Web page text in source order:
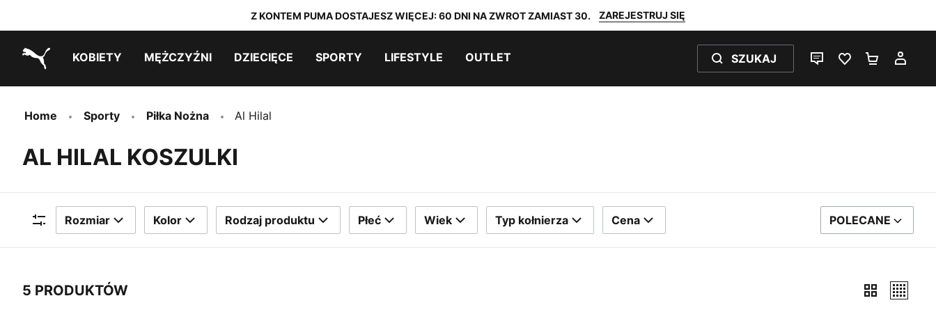
Z KONTEM PUMA DOSTAJESZ WIĘCEJ: 60 DNI NA ZWROT ZAMIAST 30. ZAREJESTRUJ SIĘ
KOBIETY MĘŻCZYŹNI DZIECIĘCE SPORTY LIFESTYLE OUTLET SZUKAJ
CZAT NA ŻYWO
ULUBIONE 0
KOSZYK
Home Sporty Piłka Nożna Al Hilal
AL HILAL KOSZULKI
Filtry
Rozmiar Kolor Rodzaj produktu Płeć Wiek Typ kołnierza Cena SORTUJ WEDŁUG
POLECANE
5 PRODUKTÓW